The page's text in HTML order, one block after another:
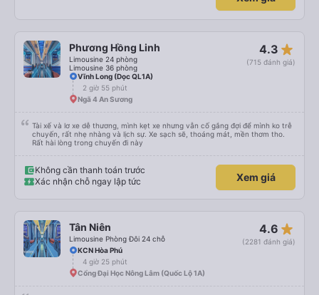
Phương Hồng Linh
Limousine 24 phòng
Limousine 36 phòng
4.3 star_rate
(715 đánh giá)
Vĩnh Long (Dọc QL1A)
2 giờ 55 phút
Ngã 4 An Sương
Tài xế và lơ xe dễ thương, mình kẹt xe nhưng vẫn cố gắng đợi để mình ko trễ
chuyến, rất nhẹ nhàng và lịch sự. Xe sạch sẽ, thoáng mát, mền thơm tho.
Rất hài lòng trong chuyến đi này
Không cần thanh toán trước
Xác nhận chỗ ngay lập tức
Xem giá
Tân Niên
Limousine Phòng Đôi 24 chỗ
4.6 star_rate
(2281 đánh giá)
KCN Hòa Phú
4 giờ 25 phút
Cổng Đại Học Nông Lâm (Quốc Lộ 1A)